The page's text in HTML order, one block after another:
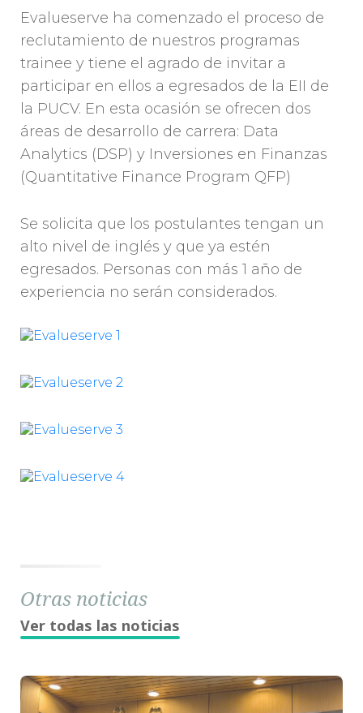
Evalueserve ha comenzado el proceso de
reclutamiento de nuestros programas
trainee y tiene el agrado de invitar a
participar en ellos a egresados de la EII de
la PUCV. En esta ocasión se ofrecen dos
áreas de desarrollo de carrera: Data
Analytics (DSP) y Inversiones en Finanzas
(Quantitative Finance Program QFP)
Se solicita que los postulantes tengan un
alto nivel de inglés y que ya estén
egresados. Personas con más 1 año de
experiencia no serán considerados.
Otras noticias
Ver todas las noticias